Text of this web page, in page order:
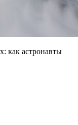
как астронавты